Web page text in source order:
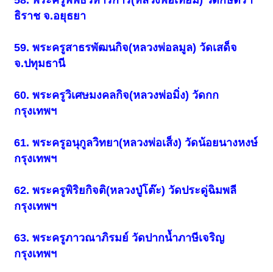
ธิราช จ.อยุธยา
59. พระครูสาธรพัฒนกิจ(หลวงพ่อลมูล) วัดเสด็จ
จ.ปทุมธานี
60. พระครูวิเศษมงคลกิจ(หลวงพ่อมิ่ง) วัดกก
กรุงเทพฯ
61. พระครูอนุกูลวิทยา(หลวงพ่อเส็ง) วัดน้อยนางหงษ์
กรุงเทพฯ
62. พระครูพิริยกิจติ(หลวงปู่โต๊ะ) วัดประดู่ฉิมพลี
กรุงเทพฯ
63. พระครูภาวณาภิรมย์ วัดปากน้ำภาษีเจริญ
กรุงเทพฯ